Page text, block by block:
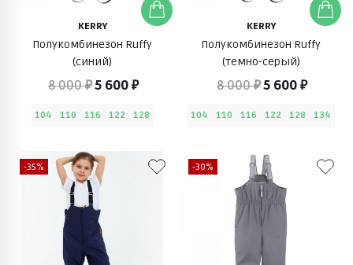
KERRY
Полукомбинезон Ruffy
(синий)
8 000 ₽5 600 ₽
104 110 116 122 128
KERRY
Полукомбинезон Ruffy
(темно-серый)
8 000 ₽5 600 ₽
104 110 116 122 128 134
-35% -30%